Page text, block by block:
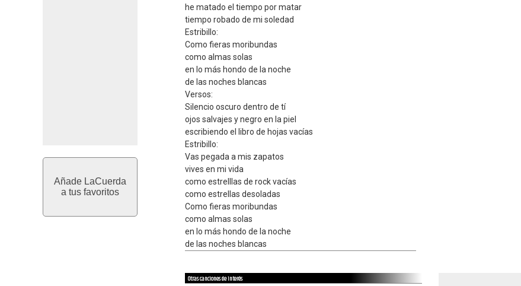
Añade LaCuerda
a tus favoritos
he matado el tiempo por matar
tiempo robado de mi soledad
Estribillo:
Como fieras moribundas
como almas solas
en lo más hondo de la noche
de las noches blancas
Versos:
Silencio oscuro dentro de tí
ojos salvajes y negro en la piel
escribiendo el libro de hojas vacías
Estribillo:
Vas pegada a mis zapatos
vives en mi vida
como estrelllas de rock vacías
como estrellas desoladas
Como fieras moribundas
como almas solas
en lo más hondo de la noche
de las noches blancas
Otras canciones de interés